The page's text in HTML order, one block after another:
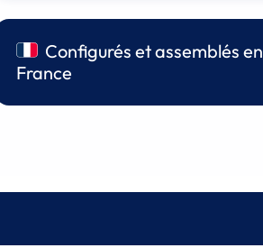
Configurés et assemblés en
France